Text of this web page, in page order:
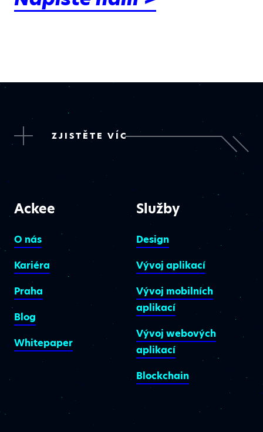
ZJISTĚTE VÍC
Ackee
O nás
Kariéra
Praha
Blog
Whitepaper
Služby
Design
Vývoj aplikací
Vývoj mobilních
aplikací
Vývoj webových
aplikací
Blockchain